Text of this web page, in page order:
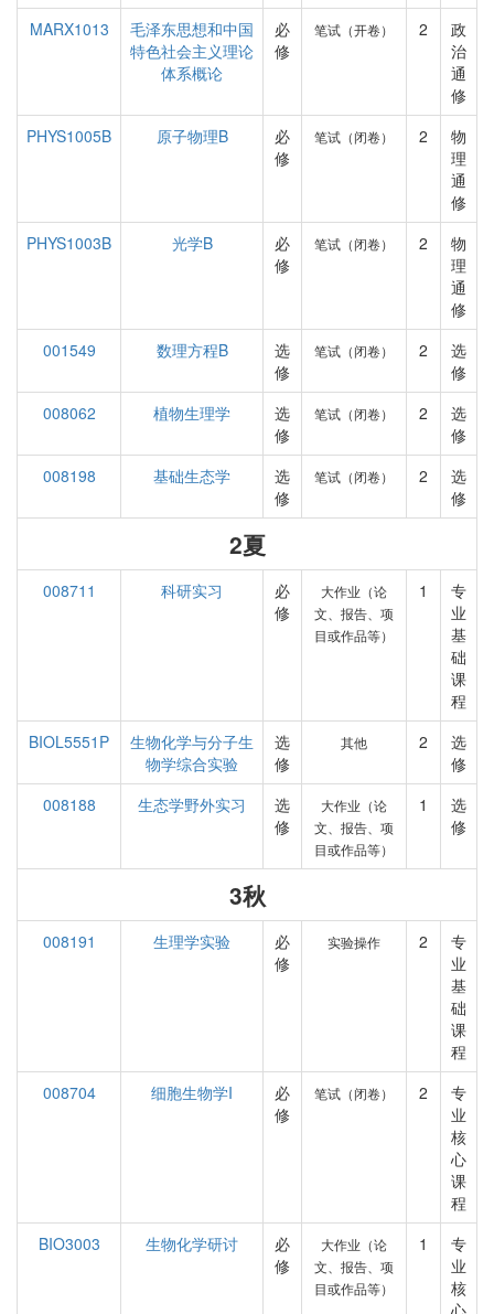
MARX1013
毛泽东思想和中国
特色社会主义理论
体系概论
必
修
笔试（开卷） 2
政
治
通
修
PHYS1005B
原子物理B
必
修
笔试（闭卷） 2
物
理
通
修
PHYS1003B
光学B
必
修
笔试（闭卷） 2
物
理
通
修
001549
数理方程B
选
修
笔试（闭卷） 2
选
修
008062
植物生理学
选
修
笔试（闭卷） 2
选
修
008198
基础生态学
选
修
笔试（闭卷） 2
选
修
2夏
008711 科研实习
必
修
大作业（论
文、报告、项
目或作品等）
1
专
业
基
础
课
程
BIOL5551P
生物化学与分子生
物学综合实验
选
修
其他 2
选
修
008188
生态学野外实习
选
修
大作业（论
文、报告、项
目或作品等）
1
选
修
3秋
008191 生理学实验
必
修
实验操作 2
专
业
基
础
课
程
008704
细胞生物学I
必
修
笔试（闭卷） 2
专
业
核
心
课
程
BIO3003
生物化学研讨
必
修
大作业（论
文、报告、项
目或作品等）
1
专
业
核
心